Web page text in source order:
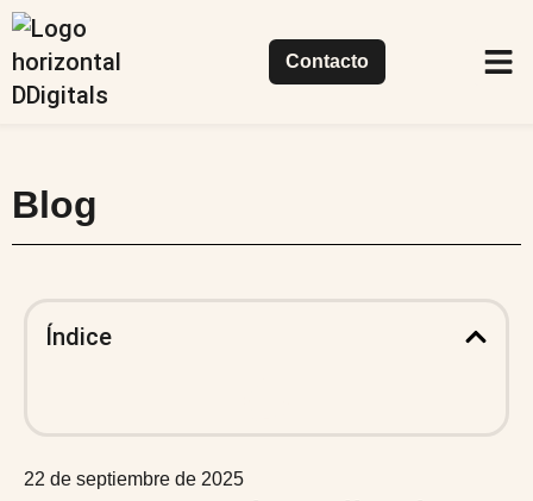
Contacto
Blog
Índice
22 de septiembre de 2025